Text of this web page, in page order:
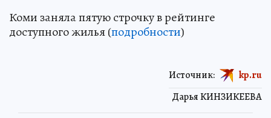
Коми заняла пятую строчку в рейтинге
доступного жилья (подробности)
Дарья КИНЗИКЕЕВА
Источник: kp.ru